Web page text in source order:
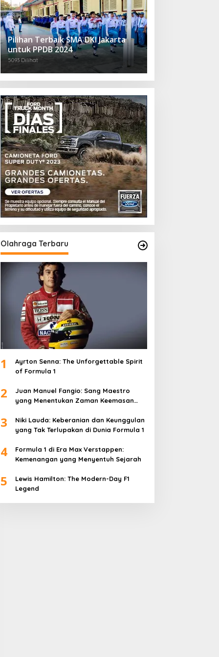
Pilihan Terbaik SMA DKI Jakarta
untuk PPDB 2024
5093 Dilihat
Olahraga Terbaru
1
Ayrton Senna: The Unforgettable Spirit
of Formula 1
2
Juan Manuel Fangio: Sang Maestro
yang Menentukan Zaman Keemasan
3
Niki Lauda: Keberanian dan Keunggulan
yang Tak Terlupakan di Dunia Formula 1
4
Formula 1 di Era Max Verstappen:
Kemenangan yang Menyentuh Sejarah
5
Lewis Hamilton: The Modern-Day F1
Legend